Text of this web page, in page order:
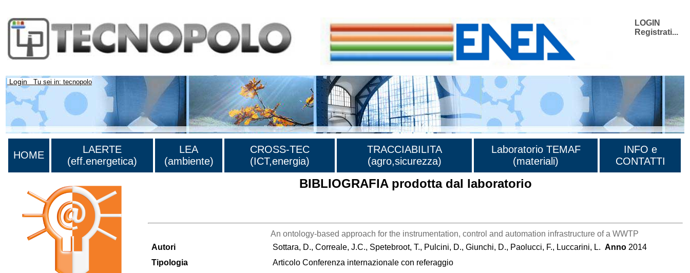
LOGIN
Registrati...
Login Tu sei in: tecnopolo
HOME
LAERTE
(eff.energetica)
LEA
(ambiente)
CROSS-TEC
(ICT,energia)
TRACCIABILITA
(agro,sicurezza)
Laboratorio TEMAF
(materiali)
INFO e
CONTATTI
BIBLIOGRAFIA prodotta dal laboratorio
An ontology-based approach for the instrumentation, control and automation infrastructure of a WWTP
Autori
Sottara, D., Correale, J.C., Spetebroot, T., Pulcini, D., Giunchi, D., Paolucci, F., Luccarini, L. Anno 2014
Tipologia
Articolo Conferenza internazionale con referaggio